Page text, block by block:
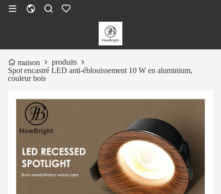
maison
produits
Spot encastré LED anti-éblouissement 10 W en aluminium,
couleur bois